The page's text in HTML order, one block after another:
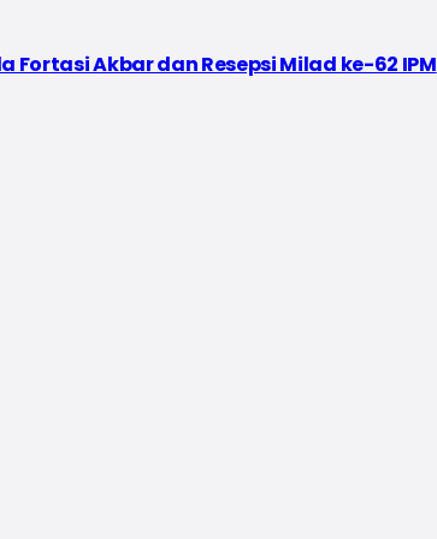
Fortasi Akbar dan Resepsi Milad ke-62 IPM